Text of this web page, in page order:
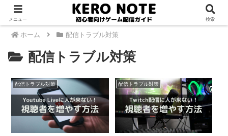
ホーム 配信トラブル対策
配信トラブル対策
配信トラブル対策 配信トラブル対策
メニュー 検索